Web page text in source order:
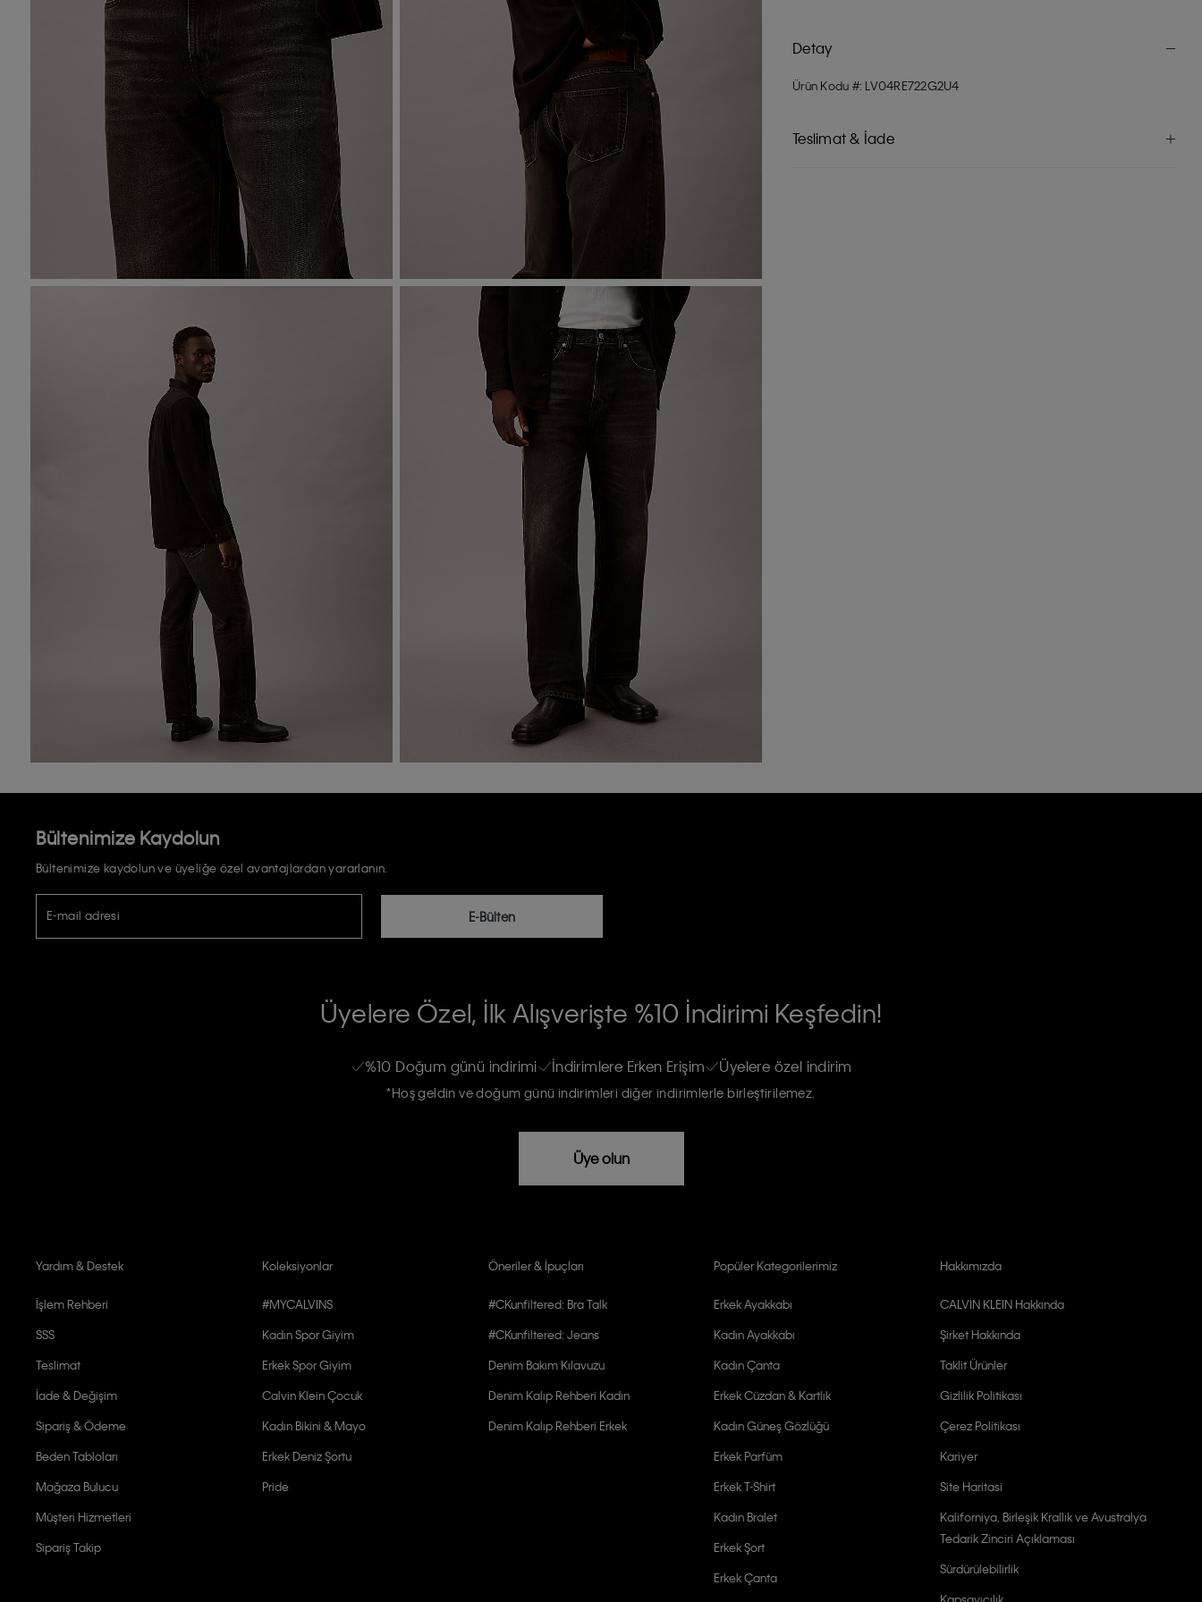
Detay
Ürün Kodu #: LV04RE722G2U4
Teslimat & İade
Bültenimize Kaydolun
Bültenimize kaydolun ve üyeliğe özel avantajlardan yararlanın.
E-mail adresi E-Bülten
Calvin Klein e-bültenine abone olarak, kişisel verilerimin Calvin Klein tarafına gönderileceğinin ve güncel ürün,
Üyelere Özel, İlk Alışverişte %10 İndirimi Keşfedin!
%10 Doğum günü indirimi İndirimlere Erken Erişim Üyelere özel indirim
*Hoş geldin ve doğum günü indirimleri diğer indirimlerle birleştirilemez.
Üye olun
Yardım & Destek
İşlem Rehberi
SSS
Teslimat
İade & Değişim
Sipariş & Ödeme
Beden Tabloları
Mağaza Bulucu
Müşteri Hizmetleri
Sipariş Takip
Koleksiyonlar
#MYCALVINS
Kadın Spor Giyim
Erkek Spor Giyim
Calvin Klein Çocuk
Kadın Bikini & Mayo
Erkek Deniz Şortu
Pride
Öneriler & İpuçları
#CKunfiltered: Bra Talk
#CKunfiltered: Jeans
Denim Bakım Kılavuzu
Denim Kalıp Rehberi Kadın
Denim Kalıp Rehberi Erkek
Popüler Kategorilerimiz
Erkek Ayakkabı
Kadın Ayakkabı
Kadın Çanta
Erkek Cüzdan & Kartlık
Kadın Güneş Gözlüğü
Erkek Parfüm
Erkek T-Shirt
Kadın Bralet
Erkek Şort
Erkek Çanta
Hakkımızda
CALVIN KLEIN Hakkında
Şirket Hakkında
Taklit Ürünler
Gizlilik Politikası
Çerez Politikası
Kariyer
Site Haritasi
Kaliforniya, Birleşik Krallık ve Avustralya
Tedarik Zinciri Açıklaması
Sürdürülebilirlik